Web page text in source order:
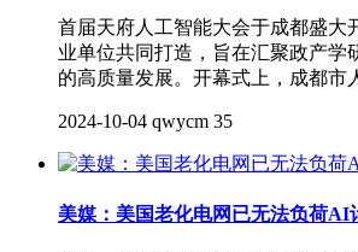
首届天府人工智能大会于成都盛大
业单位共同打造，旨在汇聚政产学
的高质量发展。开幕式上，成都市
2024-10-04 qwycm 35
美媒：美国老化电网已无法负荷